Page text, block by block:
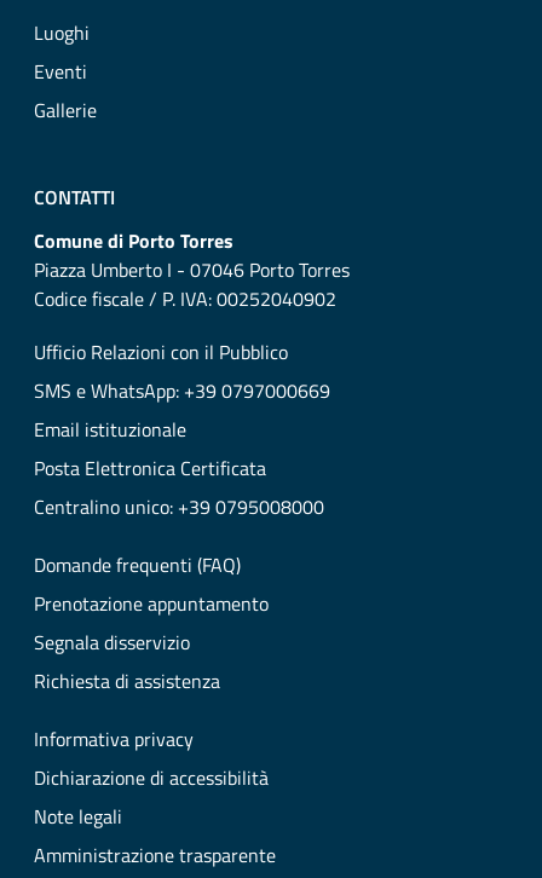
Luoghi
Eventi
Gallerie
CONTATTI
Comune di Porto Torres
Piazza Umberto I - 07046 Porto Torres
Codice fiscale / P. IVA: 00252040902
Ufficio Relazioni con il Pubblico
SMS e WhatsApp: +39 0797000669
Email istituzionale
Posta Elettronica Certificata
Centralino unico: +39 0795008000
Domande frequenti (FAQ)
Prenotazione appuntamento
Segnala disservizio
Richiesta di assistenza
Informativa privacy
Dichiarazione di accessibilità
Note legali
Amministrazione trasparente